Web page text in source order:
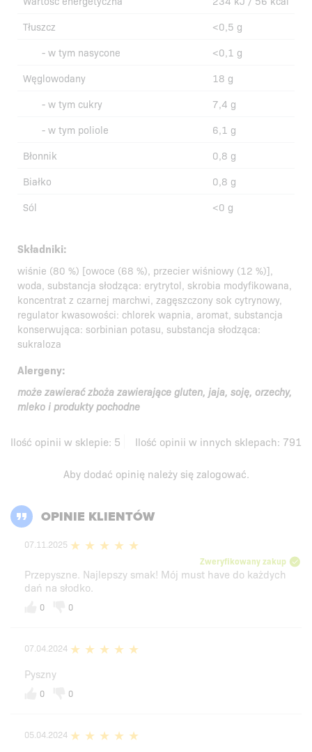
Tłuszcz
<0,5 g
- w tym nasycone
<0,1 g
Węglowodany
18 g
- w tym cukry
7,4 g
- w tym poliole
6,1 g
Błonnik
0,8 g
Białko
0,8 g
Sól
<0 g
Składniki:
wiśnie (80 %) [owoce (68 %), przecier wiśniowy (12 %)],
woda, substancja słodząca: erytrytol, skrobia modyfikowana,
koncentrat z czarnej marchwi, zagęszczony sok cytrynowy,
regulator kwasowości: chlorek wapnia, aromat, substancja
konserwująca: sorbinian potasu, substancja słodząca:
sukraloza
Alergeny:
może zawierać zboża zawierające gluten, jaja, soję, orzechy,
mleko i produkty pochodne
Ilość opinii w sklepie: 5 Ilość opinii w innych sklepach: 791
Aby dodać opinię należy się zalogować.
OPINIE KLIENTÓW
07.11.2025
Zweryfikowany zakup
Przepyszne. Najlepszy smak! Mój must have do każdych
dań na słodko.
0 0
07.04.2024
Pyszny
0 0
05.04.2024